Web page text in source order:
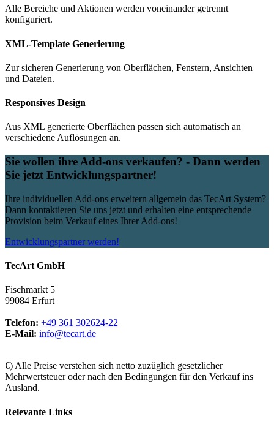
Alle Bereiche und Aktionen werden voneinander getrennt
konfiguriert.
XML-Template Generierung
Zur sicheren Generierung von Oberflächen, Fenstern, Ansichten
und Dateien.
Responsives Design
Aus XML generierte Oberflächen passen sich automatisch an
verschiedene Auflösungen an.
Sie wollen ihre Add-ons verkaufen? - Dann werden
Sie jetzt Entwicklungspartner!
Ihre individuellen Add-ons erweitern allgemein das TecArt System?
Dann kontaktieren Sie uns jetzt und erhalten eine entsprechende
Provision beim Verkauf eines Ihrer Add-ons!
Entwicklungspartner werden!
TecArt GmbH
Fischmarkt 5
99084 Erfurt
Telefon: +49 361 302624-22
E-Mail: info@tecart.de
€) Alle Preise verstehen sich netto zuzüglich gesetzlicher
Mehrwertsteuer oder nach den Bedingungen für den Verkauf ins
Ausland.
Relevante Links